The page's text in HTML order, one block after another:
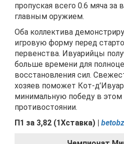
пропуская всего 0.6 мяча за
главным оружием.
Оба коллектива
игровую форму перед
первенства. Ивуарийцы
больше времени для
восстановления сил.
хозяев поможет Кот-
минимальную победу в этом
противостоянии.
П1 за 3,82 (1Хставка) |